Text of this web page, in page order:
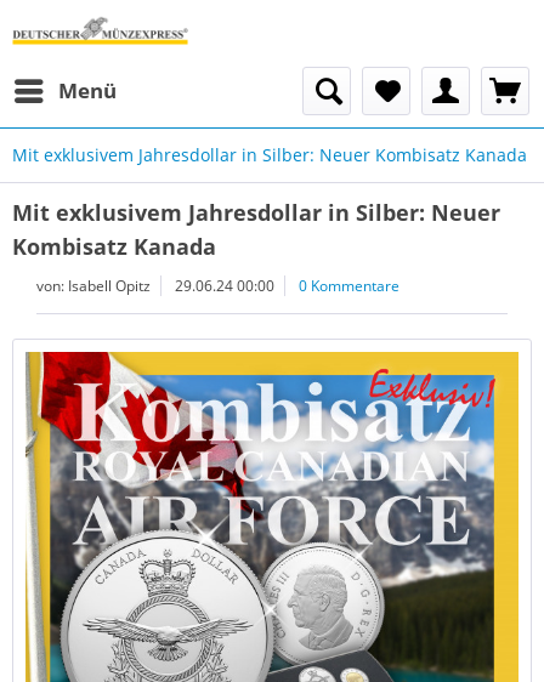
Menü
Mit exklusivem Jahresdollar in Silber: Neuer Kombisatz Kanada
Mit exklusivem Jahresdollar in Silber: Neuer
Kombisatz Kanada
von: Isabell Opitz 29.06.24 00:00 0 Kommentare